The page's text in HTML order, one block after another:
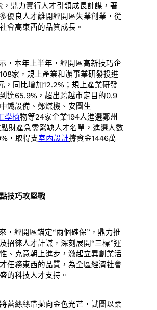
，鼎力實行人才引領成長計謀，著
優良人才離開經開區失業創業，從
會高東西的品質成長。
，本年上半年，經開區高新技巧企
家，規上產業和辦事業研發投進
，同比增加12.2%；規上產業研發
達65.9%，超出跨越市定目的0.9
鐵設備、鄭煤機、安圖生
學椅物等24家企業194人進選鄭州
財產急需緊缺人才名單，進選人數
，取得支室內設計撐資金1446萬
技巧攻堅戰
，經開區錨定“兩個確保”，鼎力推
招徠人才計謀，深刻展開“三標”運
、克意朝上進步，激起立異創業活
任務東西的品質，為全區經濟社會
的科技人才支持。
蕾絲絲帶拋向金色光芒，試圖以柔